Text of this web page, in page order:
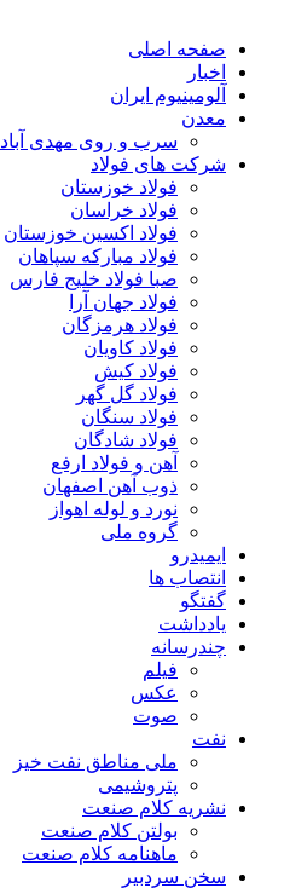
صفحه اصلی
اخبار
آلومینیوم ایران
معدن
سرب و روی مهدی آباد
شرکت های فولاد
فولاد خوزستان
فولاد خراسان
فولاد اکسین خوزستان
فولاد مبارکه سپاهان
صبا فولاد خلیج فارس
فولاد جهان آرا
فولاد هرمزگان
فولاد کاویان
فولاد کیش
فولاد گل گهر
فولاد سنگان
فولاد شادگان
آهن و فولاد ارفع
ذوب آهن اصفهان
نورد و لوله اهواز
گروه ملی
ایمیدرو
انتصاب ها
گفتگو
یادداشت
چندرسانه
فیلم
عکس
صوت
نفت
ملی مناطق نفت خیز
پتروشیمی
نشریه کلام صنعت
بولتن کلام صنعت
ماهنامه کلام صنعت
سخن سردبیر